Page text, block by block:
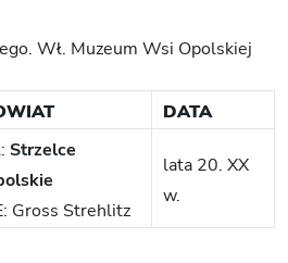
Wł. Muzeum Wsi Opolskiej
DATA
Strzelce
Gross Strehlitz
lata 20. XX
w.